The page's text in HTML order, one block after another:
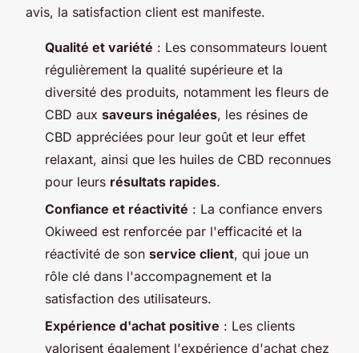
avis, la satisfaction client est manifeste.
Qualité et variété : Les consommateurs louent
régulièrement la qualité supérieure et la
diversité des produits, notamment les fleurs de
CBD aux saveurs inégalées, les résines de
CBD appréciées pour leur goût et leur effet
relaxant, ainsi que les huiles de CBD reconnues
pour leurs résultats rapides.
Confiance et réactivité : La confiance envers
Okiweed est renforcée par l'efficacité et la
réactivité de son service client, qui joue un
rôle clé dans l'accompagnement et la
satisfaction des utilisateurs.
Expérience d'achat positive : Les clients
valorisent également l'expérience d'achat chez